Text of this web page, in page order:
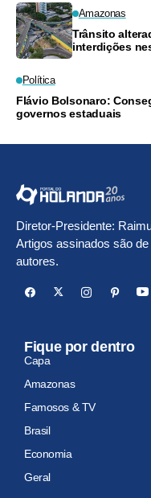
Amazonas
Trânsito
interdições
Política
Flávio Bolsonaro:
governos estaduais
Diretor-Presidente:
Artigos assinados são
autores.
Fique por dentro
Capa
Amazonas
Famosos & TV
Brasil
Economia
Geral